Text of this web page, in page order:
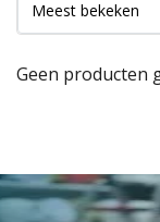
Geen producten